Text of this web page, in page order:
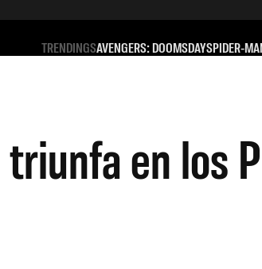
TRENDINGSAVENGERS: DOOMSDAYSPIDER-
en los